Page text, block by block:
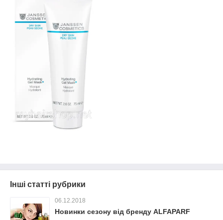
Інші статті рубрики
06.12.2018
Новинки сезону від бренду ALFAPARF